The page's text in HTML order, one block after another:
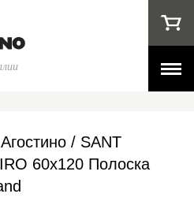
/ SANT
60x120 Полоска